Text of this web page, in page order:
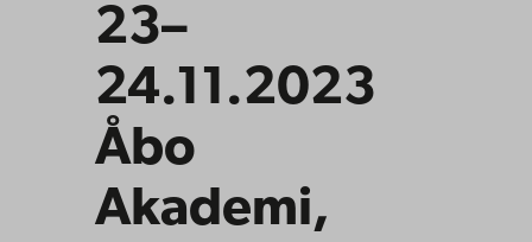
23–
24.11.2023
Åbo
Akademi,